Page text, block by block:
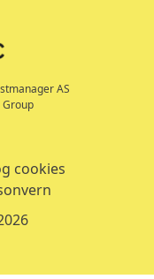
AS
cookies